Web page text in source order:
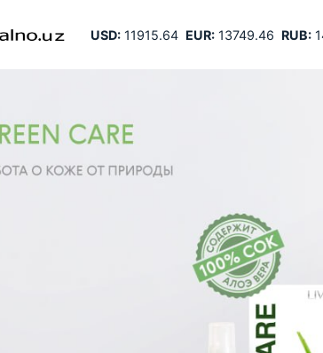
USD:11915.64 EUR:13749.46 RUB: